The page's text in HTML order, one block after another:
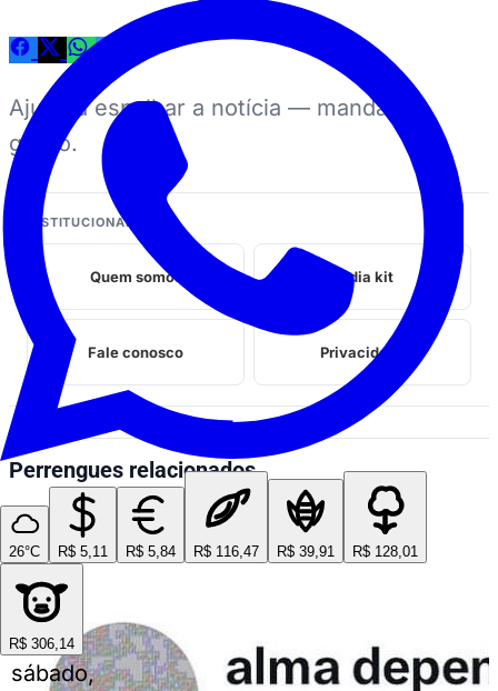
26°C R$ 5,11 R$ 5,84 R$ 116,47 R$ 39,91 R$ 128,01
R$ 306,14
sábado,
Ajuda a espalhar a notícia — manda no
grupo.
INSTITUCIONAL
Quem somos Midia kit
Fale conosco Privacidade
Perrengues relacionados